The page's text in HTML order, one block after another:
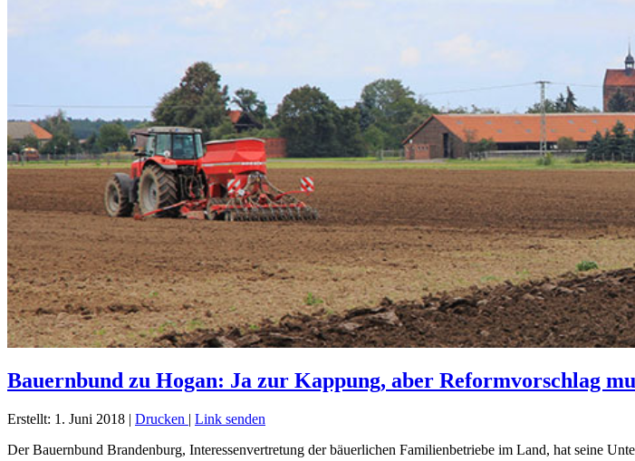
Bauernbund zu Hogan: Ja zur Kappung, aber Reformvorschlag
Erstellt: 1. Juni 2018 | Drucken | Link senden
Der Bauernbund Brandenburg, Interessenvertretung der bäuerlichen Familienbetriebe im Land, hat seine